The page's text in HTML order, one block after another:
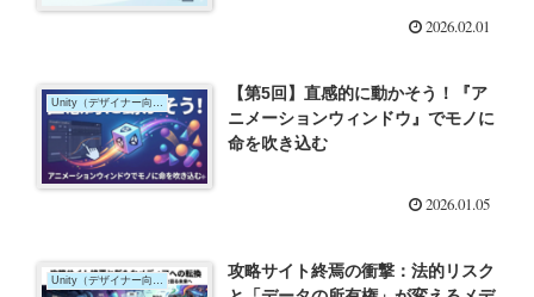
2026.02.01
Unity（デザイナー向け）
【第5回】直感的に動かそう！『ア
ニメーションウィンドウ』でモノに
命を吹き込む
2026.01.05
Unity（デザイナー向け）
攻略サイト終焉の衝撃：法的リスク